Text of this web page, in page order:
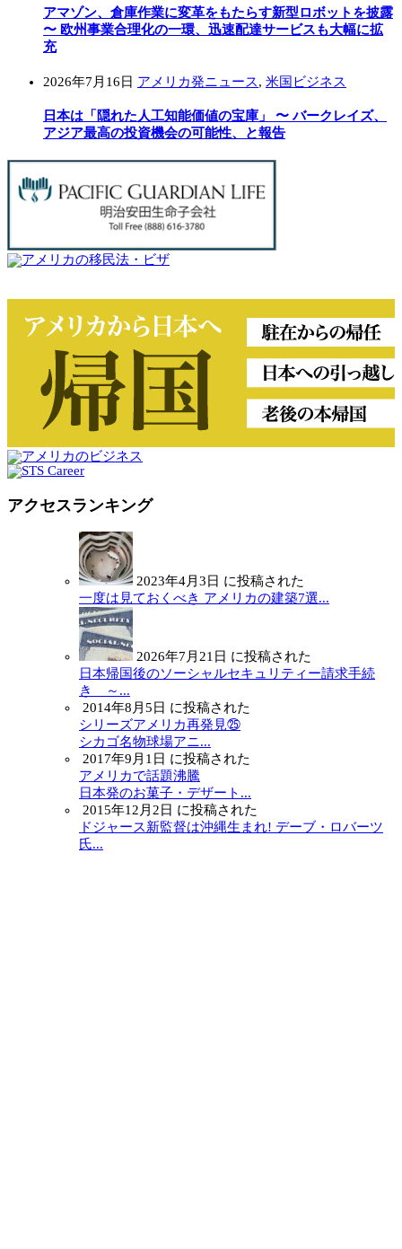
アマゾン、倉庫作業に変革をもたらす新型ロボットを披露
〜 欧州事業合理化の一環、迅速配達サービスも大幅に拡
充
2026年7月16日 アメリカ発ニュース, 米国ビジネス
日本は「隠れた人工知能価値の宝庫」 〜 バークレイズ、
アジア最高の投資機会の可能性、と報告
アクセスランキング
2023年4月3日 に投稿された
一度は見ておくべき アメリカの建築7選...
2026年7月21日 に投稿された
日本帰国後のソーシャルセキュリティー請求手続
き ～...
2014年8月5日 に投稿された
シリーズアメリカ再発見㉕
シカゴ名物球場アニ...
2017年9月1日 に投稿された
アメリカで話題沸騰
日本発のお菓子・デザート...
2015年12月2日 に投稿された
ドジャース新監督は沖縄生まれ! デーブ・ロバーツ
氏...